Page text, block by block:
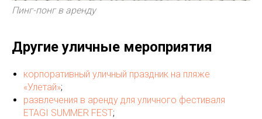
Пинг-понг в аренду
Другие уличные мероприятия
корпоративный уличный праздник на пляже
«Улетай»;
развлечения в аренду для уличного фестиваля
ETAGI SUMMER FEST;